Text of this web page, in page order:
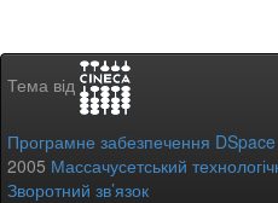
Тема від
Програмне забезпечення DSpace
2005 Массачусетський
Зворотний зв’язок